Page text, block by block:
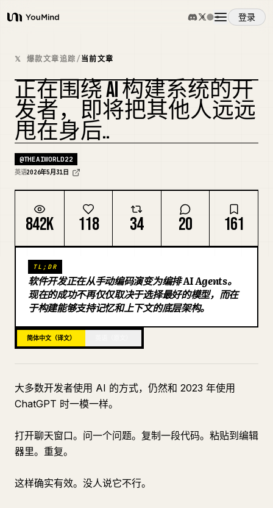
YouMind
登录
概览
使用案例
技能
提示词
下载
博客
更新
𝕏 爆款文章追踪/当前文章
复刻封面
正在围绕 AI 构建系统的开
发者，即将把其他人远远
甩在身后..
@THEAIWORLD22
英语2026年5月31日
842K 118 34 20 161
TL;DR
软件开发正在从手动编码演变为编排 AI Agents。
现在的成功不再仅仅取决于选择最好的模型，而在
于构建能够支持记忆和上下文的底层架构。
简体中文（译文）
大多数开发者使用 AI 的方式，仍然和 2023 年使用
ChatGPT 时一模一样。
打开聊天窗口。问一个问题。复制一段代码。粘贴到编辑
器里。重复。
这样确实有效。没人说它不行。